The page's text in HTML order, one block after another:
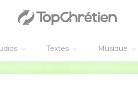
Textes Musique